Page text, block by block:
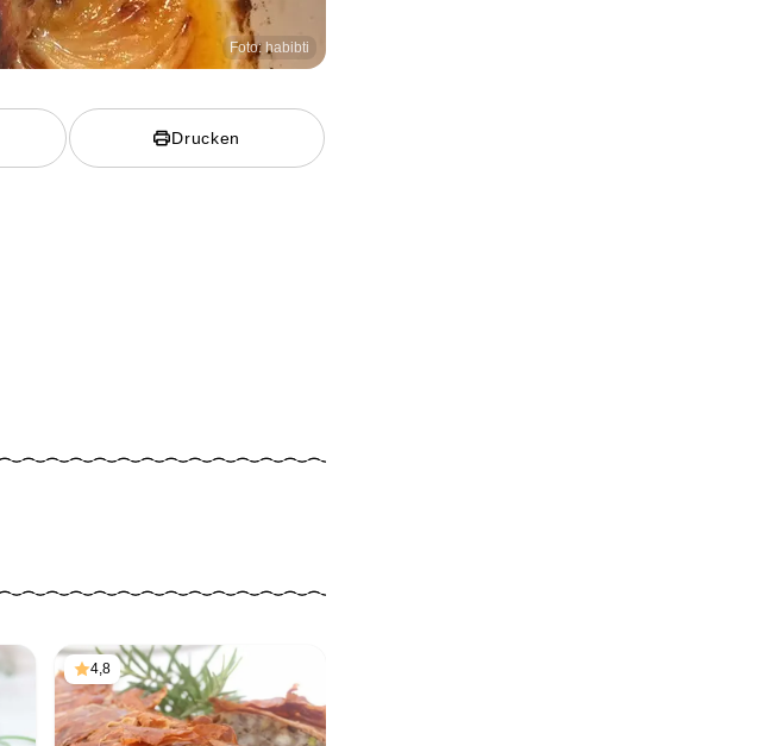
Foto: habibti
Drucken
4,8